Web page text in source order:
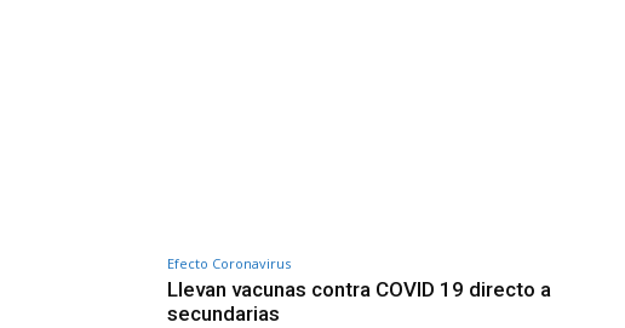
Efecto Coronavirus
Llevan vacunas contra COVID 19 directo a
secundarias